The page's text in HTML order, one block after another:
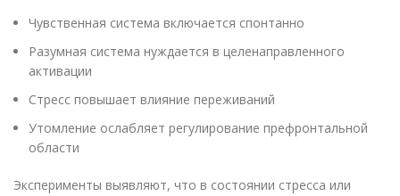
Чувственная система включается спонтанно
Разумная система нуждается в целенаправленного
активации
Стресс повышает влияние переживаний
Утомление ослабляет регулирование префронтальной
области
Эксперименты выявляют, что в состоянии стресса или